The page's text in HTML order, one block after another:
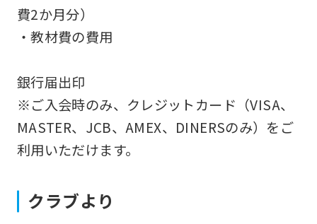
費2か月分）
・教材費の費用
銀行届出印
※ご入会時のみ、クレジットカード（VISA、
MASTER、JCB、AMEX、DINERSのみ）をご
利用いただけます。
クラブより
ask
that